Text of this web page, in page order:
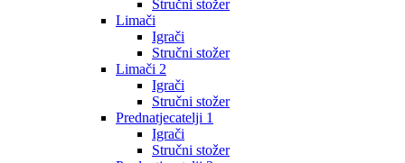
Stručni stožer
Limači
Igrači
Stručni stožer
Limači 2
Igrači
Stručni stožer
Prednatjecatelji 1
Igrači
Stručni stožer